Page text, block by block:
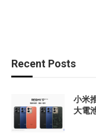
Recent Posts
小米
大電